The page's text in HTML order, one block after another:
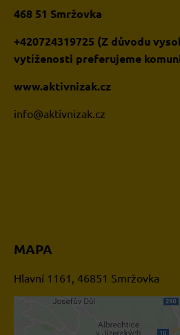
468 51 Smržovka
+420724319725 (Z důvodu
vytíženosti preferujeme
www.aktivnizak.cz
info@aktivnizak.cz
MAPA
Hlavní 1161, 46851 Smržovka